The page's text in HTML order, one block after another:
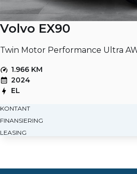
Volvo EX90
Twin Motor Performance Ultra
1.966 KM
2024
EL
KONTANT
FINANSIERING
LEASING